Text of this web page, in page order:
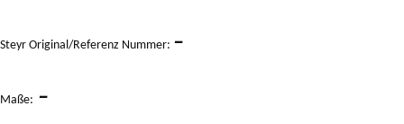
Steyr Original/Referenz Nummer: –
Maße: –